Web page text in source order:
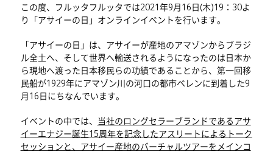
この度、フルッタフルッタでは2021年9月16日(木)19：30よ
り「アサイーの日」オンラインイベントを行います。
「アサイーの日」は、アサイーが産地のアマゾンからブラジ
ル全土へ、そして世界へ輸送されるようになったのは日本か
ら現地へ渡った日本移民らの功績であることから、第一回移
民船が1929年にアマゾン川の河口の都市ベレンに到着した9
月16日にちなんでいます。
イベントの中では、
当社のロングセラーブランドであるアサ
イーエナジー誕生15周年を記念したアスリートによるトーク
セッションと、アサイー産地のバーチャルツアーをメインコ